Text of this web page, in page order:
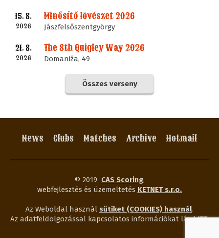
15. 8.
2026
Minősítő lövészet 2026
Jászfelsőszentgyörgy
21. 8.
2026
The 8th Quigley Way 2026
Domaniža, 49
Összes verseny
News Clubs Matches Archive Hotmail
© 2019 CAS Scoring,
webfejlesztés és üzemeltetés KETNET s.r.o.
Az Weboldal használ sütiket (COOKIES) használ.
Az adatfeldolgozással kapcsolatos információkat lásdITT.